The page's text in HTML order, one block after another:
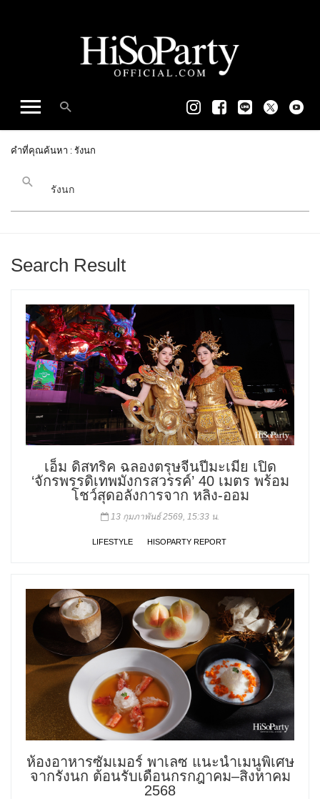
คำที่คุณค้นหา : รังนก
Search Result
เอ็ม ดิสทริค ฉลองตรุษจีนปีมะเมีย เปิด
‘จักรพรรดิเทพมังกรสวรรค์’ 40 เมตร พร้อม
โชว์สุดอลังการจาก หลิง-ออม
13 กุมภาพันธ์ 2569, 15:33 น.
LIFESTYLE HISOPARTY REPORT
ห้องอาหารซัมเมอร์ พาเลซ แนะนำเมนูพิเศษ
จากรังนก ต้อนรับเดือนกรกฎาคม–สิงหาคม
2568